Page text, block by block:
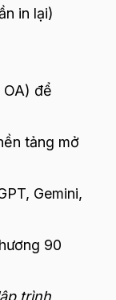
in lại)
OA) để
tảng mở
Gemini,
90
trình